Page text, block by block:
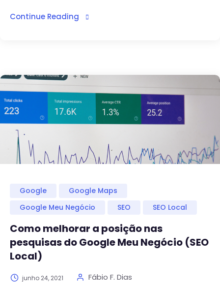
Continue Reading
Google
Google Maps
Google Meu Negócio
SEO SEO Local
Como melhorar a posição nas
pesquisas do Google Meu Negócio (SEO
Local)
junho 24, 2021 Fábio F. Dias